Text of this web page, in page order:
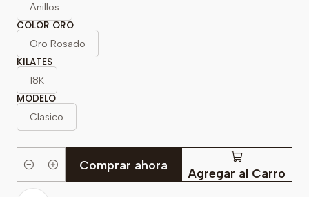
Anillos
COLOR ORO
Oro Rosado
KILATES
18K
MODELO
Clasico
Cantidad Agregar al Carro
Comprar ahora